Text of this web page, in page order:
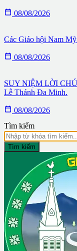
 08/08/2026
Các Giáo hội Nam
 08/08/2026
SUY NIỆM LỜI
Lễ Thánh Đa Minh.
 08/08/2026
Tìm kiếm
Tìm kiếm